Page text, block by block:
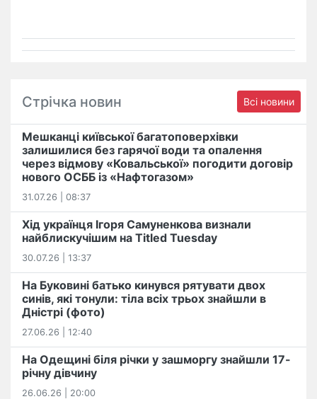
Стрічка новин Всі новини
Мешканці київської багатоповерхівки
залишилися без гарячої води та опалення
через відмову «Ковальської» погодити договір
нового ОСББ із «Нафтогазом»
31.07.26 | 08:37
Хід українця Ігоря Самуненкова визнали
найблискучішим на Titled Tuesday
30.07.26 | 13:37
На Буковині батько кинувся рятувати двох
синів, які тонули: тіла всіх трьох знайшли в
Дністрі (фото)
27.06.26 | 12:40
На Одещині біля річки у зашморгу знайшли 17-
річну дівчину
26.06.26 | 20:00